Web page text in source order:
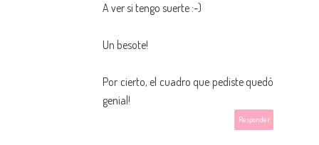
A ver si tengo suerte :-)
Un besote!
Por cierto, el cuadro que pediste quedó
genial!
Responder